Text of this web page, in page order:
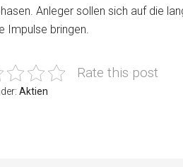
Anleger sollen sich auf die
Impulse bringen.
Rate this post
Aktien